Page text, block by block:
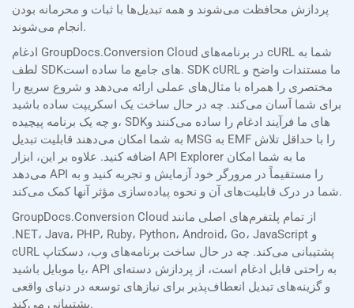
پردازش محافظت می‌شوند و همه تبدیل‌ها با ثبات و محرمانه بودن
انجام می‌شوند.
ادغام GroupDocs.Conversion Cloud در برنامه‌های cURL شما به
لطف SDKهای جامع ما ساده است. SDK cURL ما مستندات واضح و
مختصری را همراه با مثال‌های عملی ارائه می‌دهد و شروع سریع را
برای شما آسان می‌کند. چه در حال ساخت یک اسکریپت ساده باشید
و چه یک برنامه پیچیده، SDKهای ما فرآیند ادغام را ساده می‌کنند و
به شما امکان می‌دهند قابلیت تبدیل MSG به EMF را با حداقل تلاش
اضافه کنید. علاوه بر این، ابزار API Explorer ما به شما امکان
می‌دهد API را مستقیماً در مرورگر خود آزمایش و تجربه کنید و به
شما در درک قابلیت‌های آن و نحوه پیاده‌سازی مؤثر آنها کمک می‌کند.
GroupDocs.Conversion Cloud از تمام پلتفرم‌های اصلی مانند
.NET، Java، PHP، Ruby، Python، Android، Go، JavaScript و
cURL پشتیبانی می‌کند. چه در حال ساخت برنامه‌های وب، دسکتاپ
یا موبایل باشید، API به راحتی قابل ادغام است، از پردازش دسته‌ای
و گزینه‌های تبدیل انعطاف‌پذیر برای نیازهای توسعه در دنیای واقعی
پشتیبانی می‌کند.